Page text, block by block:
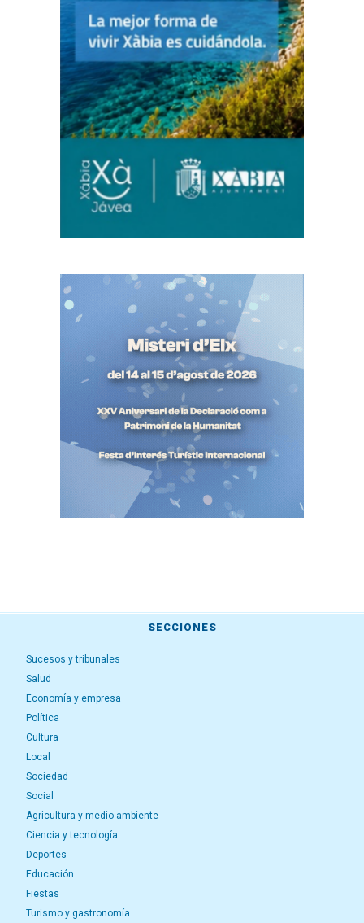
SECCIONES
Sucesos y tribunales
Salud
Economía y empresa
Política
Cultura
Local
Sociedad
Social
Agricultura y medio ambiente
Ciencia y tecnología
Deportes
Educación
Fiestas
Turismo y gastronomía